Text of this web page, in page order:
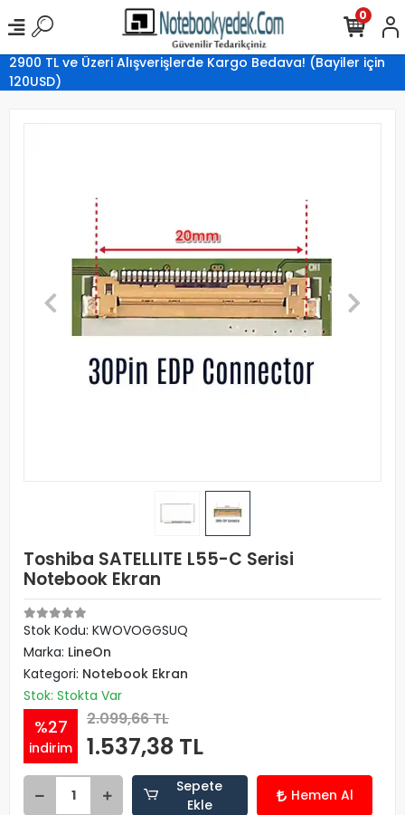
2900 TL ve Üzeri Alışverişlerde Kargo Bedava! (Bayiler için
120USD)
0
Toshiba SATELLITE L55-C Serisi
Notebook Ekran
Stok Kodu: KWOVOGGSUQ
Marka: LineOn
Kategori: Notebook Ekran
Stok: Stokta Var
%27
indirim
2.099,66 TL
1.537,38 TL
Sepete
Ekle
Hemen Al